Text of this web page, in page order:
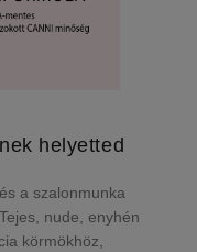
helyetted
a szalonmunka
nude, enyhén
körmökhöz,